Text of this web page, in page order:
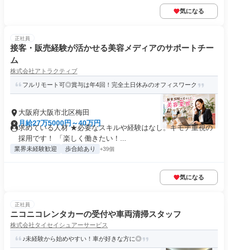
気になる
正社員
接客・販売経験が活かせる美容メディアのサポートチー
ム
株式会社アトラクティブ
フルリモート可◎賞与は年4回！完全土日休みのオフィスワーク
大阪府大阪市北区梅田
月給27万5000円～40万円
求めている人材 ★必要なスキルや経験はなし。キモチ重視の
採用です！ 「楽しく働きたい！...
業界未経験歓迎 歩合給あり +39個
気になる
正社員
ニコニコレンタカーの受付や車両清掃スタッフ
株式会社タイセイシュアーサービス
♪未経験から始めやすい！車が好きな方に◎